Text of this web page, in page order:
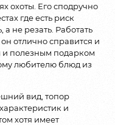
охоты. Его сподручно
где есть риск
не резать. Работать
отлично справится и
и полезным подарком
любителю блюд из
вид, топор
и
хотя имеет